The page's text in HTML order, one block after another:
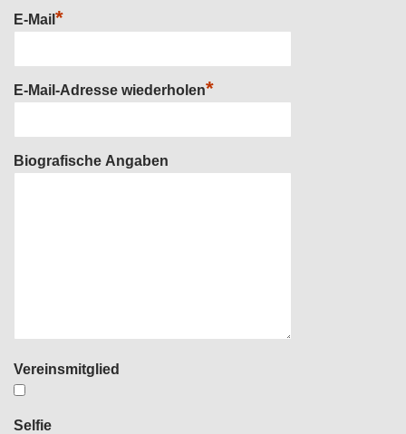
E-Mail *
E-Mail-Adresse wiederholen*
Biografische Angaben
Vereinsmitglied
Selfie